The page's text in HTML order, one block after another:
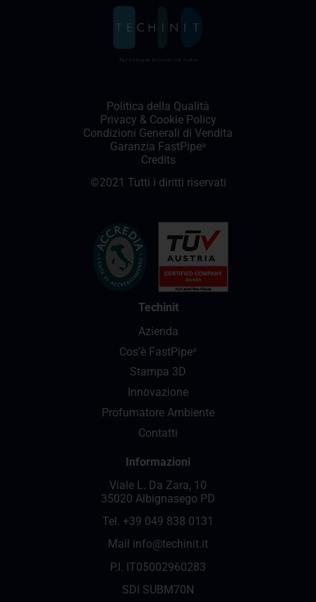
Politica della Qualità
Privacy & Cookie Policy
Condizioni Generali di Vendita
Garanzia FastPipe ®
Credits
©2021 Tutti i diritti riservati
Techinit
Azienda
Cos’è FastPipe ®
Stampa 3D
Innovazione
Profumatore Ambiente
Contatti
Informazioni
Viale L. Da Zara, 10
35020 Albignasego PD
Tel. +39 049 838 0131
Mail info@techinit.it
P.I. IT05002960283
SDI SUBM70N